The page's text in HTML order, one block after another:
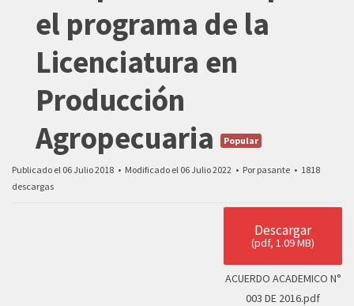
el programa de la
Licenciatura en
Producción
Agropecuaria
Popular
Publicado el 06 Julio 2018 Modificado el 06 Julio 2022 Por pasante
1818
descargas
Descargar
(pdf, 1.09 MB)
ACUERDO ACADEMICO N°
003 DE 2016.pdf